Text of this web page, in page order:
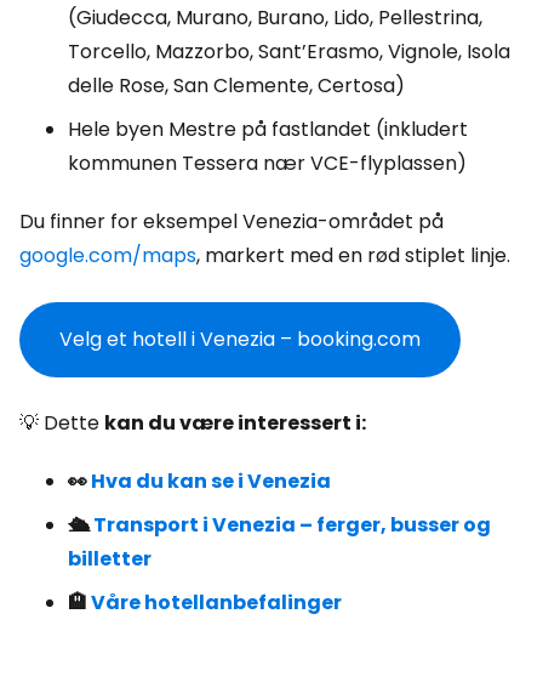
(Giudecca, Murano, Burano, Lido, Pellestrina,
Torcello, Mazzorbo, Sant’Erasmo, Vignole, Isola
delle Rose, San Clemente, Certosa)
Hele byen Mestre på fastlandet (inkludert
kommunen Tessera nær VCE-flyplassen)
Du finner for eksempel Venezia-området på
google.com/maps, markert med en rød stiplet linje.
Velg et hotell i Venezia – booking.com
💡 Dette kan du være interessert i:
👀Hva du kan se i Venezia
🛳️Transport i Venezia – ferger, busser og
billetter
🏨Våre hotellanbefalinger